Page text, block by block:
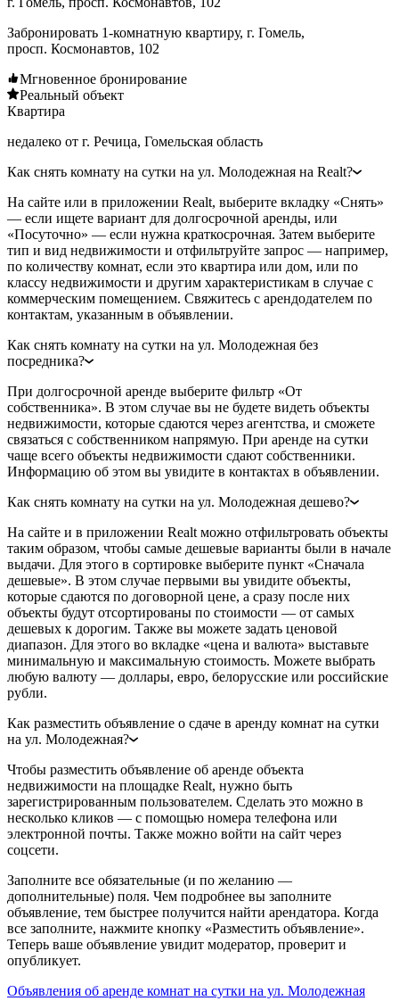
Забронировать 1-комнатную квартиру, г. Гомель,
просп. Космонавтов, 102
Мгновенное бронирование
Реальный объект
Квартира
недалеко от г. Речица, Гомельская область
Как снять комнату на сутки на ул. Молодежная на Realt?
На сайте или в приложении Realt, выберите вкладку «Снять»
— если ищете вариант для долгосрочной аренды, или
«Посуточно» — если нужна краткосрочная. Затем выберите
тип и вид недвижимости и отфильтруйте запрос — например,
по количеству комнат, если это квартира или дом, или по
классу недвижимости и другим характеристикам в случае с
коммерческим помещением. Свяжитесь с арендодателем по
контактам, указанным в объявлении.
Как снять комнату на сутки на ул. Молодежная без
посредника?
При долгосрочной аренде выберите фильтр «От
собственника». В этом случае вы не будете видеть объекты
недвижимости, которые сдаются через агентства, и сможете
связаться с собственником напрямую. При аренде на сутки
чаще всего объекты недвижимости сдают собственники.
Информацию об этом вы увидите в контактах в объявлении.
Как снять комнату на сутки на ул. Молодежная дешево?
На сайте и в приложении Realt можно отфильтровать объекты
таким образом, чтобы самые дешевые варианты были в начале
выдачи. Для этого в сортировке выберите пункт «Сначала
дешевые». В этом случае первыми вы увидите объекты,
которые сдаются по договорной цене, а сразу после них
объекты будут отсортированы по стоимости — от самых
дешевых к дорогим. Также вы можете задать ценовой
диапазон. Для этого во вкладке «цена и валюта» выставьте
минимальную и максимальную стоимость. Можете выбрать
любую валюту — доллары, евро, белорусские или российские
рубли.
Как разместить объявление о сдаче в аренду комнат на сутки
на ул. Молодежная?
Чтобы разместить объявление об аренде объекта
недвижимости на площадке Realt, нужно быть
зарегистрированным пользователем. Сделать это можно в
несколько кликов — с помощью номера телефона или
электронной почты. Также можно войти на сайт через
соцсети.
Заполните все обязательные (и по желанию —
дополнительные) поля. Чем подробнее вы заполните
объявление, тем быстрее получится найти арендатора. Когда
все заполните, нажмите кнопку «Разместить объявление».
Теперь ваше объявление увидит модератор, проверит и
опубликует.
Объявления об аренде комнат на сутки на ул. Молодежная